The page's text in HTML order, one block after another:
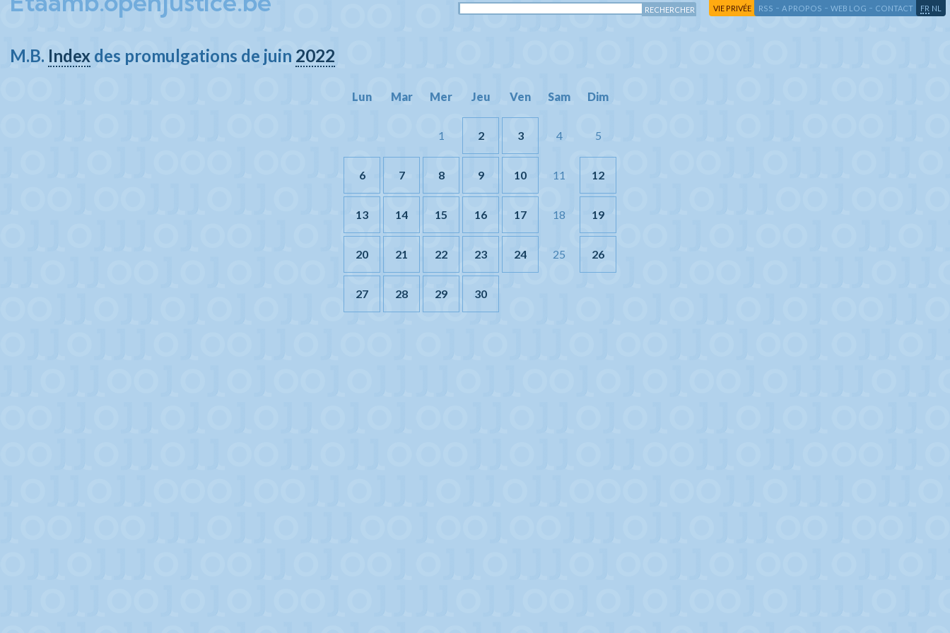
VIE PRIVÉE RSS - A PROPOS - WEB LOG - CONTACT FR NL
M.B. Index des promulgations de juin 2022
Lun Mar Mer Jeu Ven Sam Dim
1 2 3 4 5
6 7 8 9 10 11 12
13 14 15 16 17 18 19
20 21 22 23 24 25 26
27 28 29 30